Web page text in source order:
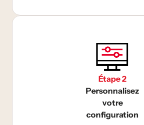
Étape 2
Personnalisez
votre
configuration